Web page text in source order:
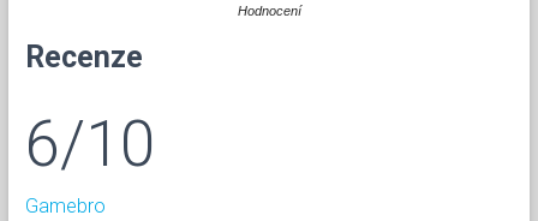
Hodnocení
Recenze
6/10
Gamebro